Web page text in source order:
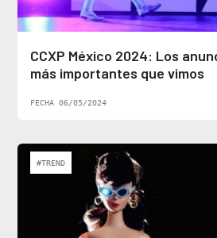
CCXP México 2024: Los
más importantes que vimos
FECHA 06/05/2024
#TREND